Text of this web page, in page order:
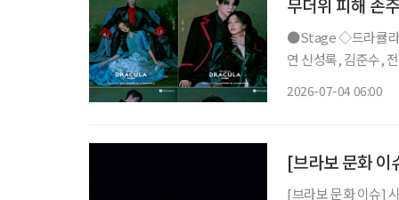
무더위 피해 손
●Stage ◇드라큘라 일정 7월 10일 ~ 10월 18일 장소 LG아트센터 서울 연출 데이빗 스완 출
연 신성록, 김준수,
2026-07-04 06:00
[브라보 문화 이
[브라보 문화 이슈]